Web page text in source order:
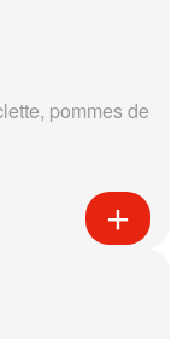
pommes de